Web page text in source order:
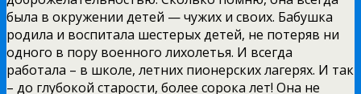
была в окружении детей — чужих и своих. Бабушка
родила и воспитала шестерых детей, не потеряв ни
одного в пору военного лихолетья. И всегда
работала – в школе, летних пионерских лагерях. И так
– до глубокой старости, более сорока лет! Она не